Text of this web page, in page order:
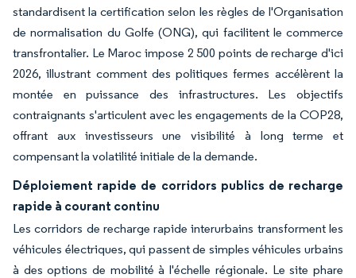
standardisent la certification selon les règles de l'Organisation
de normalisation du Golfe (ONG), qui facilitent le commerce
transfrontalier. Le Maroc impose 2 500 points de recharge d'ici
2026, illustrant comment des politiques fermes accélèrent la
montée en puissance des infrastructures. Les objectifs
contraignants s'articulent avec les engagements de la COP28,
offrant aux investisseurs une visibilité à long terme et
compensant la volatilité initiale de la demande.
Déploiement rapide de corridors publics de recharge
rapide à courant continu
Les corridors de recharge rapide interurbains transforment les
véhicules électriques, qui passent de simples véhicules urbains
à des options de mobilité à l'échelle régionale. Le site phare